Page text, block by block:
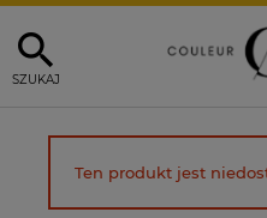
SZUKAJ
Ten produkt jest